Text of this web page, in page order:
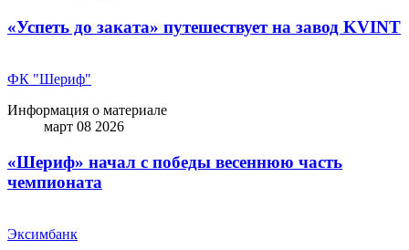
«Успеть до заката» путешествует на завод KVINT
ФК "Шериф"
Информация о материале
март 08 2026
«Шериф» начал с победы весеннюю часть
чемпионата
Эксимбанк